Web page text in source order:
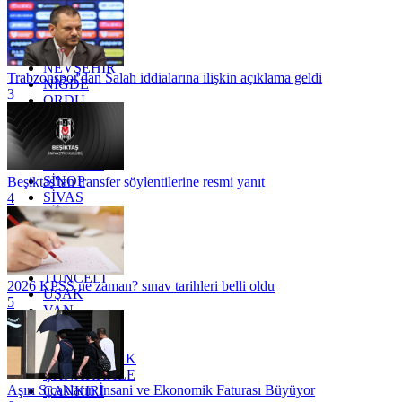
MARDİN
MERSİN
MUĞLA
MUŞ
NEVŞEHİR
NİĞDE
ORDU
OSMANİYE
RİZE
SAKARYA
SİNOP
SİVAS
SİİRT
TEKİRDAĞ
TOKAT
TRABZON
TUNCELİ
UŞAK
VAN
YALOVA
YOZGAT
ZONGULDAK
ÇANAKKALE
ÇANKIRI
Trabzonspor'dan Salah iddialarına ilişkin açıklama geldi
3
Beşiktaş'tan transfer söylentilerine resmi yanıt
4
2026 KPSS ne zaman? sınav tarihleri belli oldu
5
Aşırı Sıcakların İnsani ve Ekonomik Faturası Büyüyor